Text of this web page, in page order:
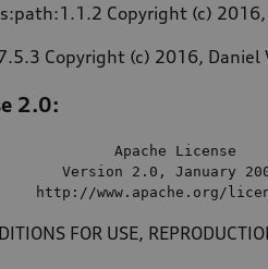
Copyright (c)
Copyright (c) 2016, Daniel
2.0:
Apache License
Version
2.0 , January
http:
//www.apache.org/
FOR USE,